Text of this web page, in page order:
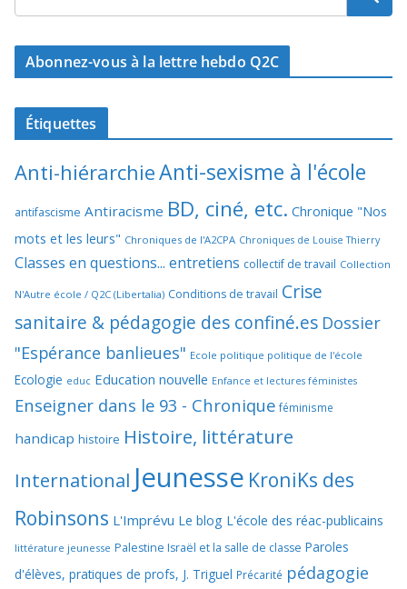
Abonnez-vous à la lettre hebdo Q2C
Étiquettes
Anti-hiérarchieAnti-sexisme à l'école
antifascisme Antiracisme BD, ciné, etc. Chronique "Nos
mots et les leurs" Chroniques de l'A2CPA Chroniques de Louise Thierry
Classes en questions... entretiens collectif de travail Collection
N'Autre école / Q2C (Libertalia) Conditions de travail Crise
sanitaire & pédagogie des confiné.es Dossier
"Espérance banlieues" Ecole politique politique de l'école
Ecologie educ Education nouvelle Enfance et lectures féministes
Enseigner dans le 93 - Chronique féminisme
handicap histoire Histoire, littérature
International Jeunesse KroniKs des
Robinsons L'Imprévu Le blog L'école des réac-publicains
littérature jeunesse Palestine Israël et la salle de classe Paroles
d'élèves, pratiques de profs, J. Triguel Précarité pédagogie